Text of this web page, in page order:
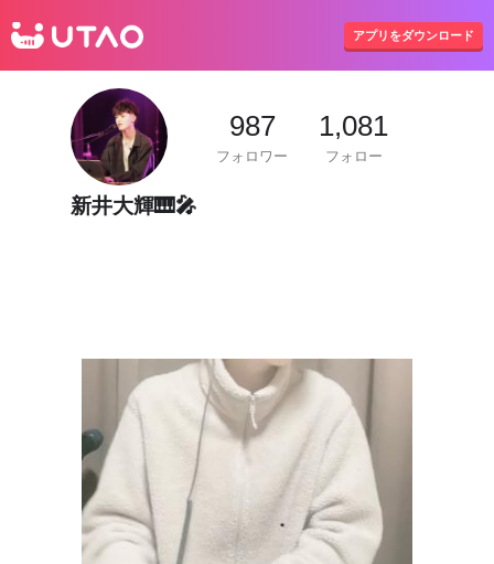
アプリをダウンロード
987
フォロワー
1,081
フォロー
新井大輝🎹🎤